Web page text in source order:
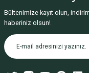
Ürün resmi kalitesiz,
Ürün açıklamasında
Ürün bilgilerinde
Bültenimize kayıt olun,
haberiniz olsun!